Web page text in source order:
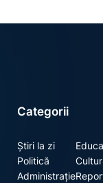
Categorii
Știri la zi
Politică
Administrație